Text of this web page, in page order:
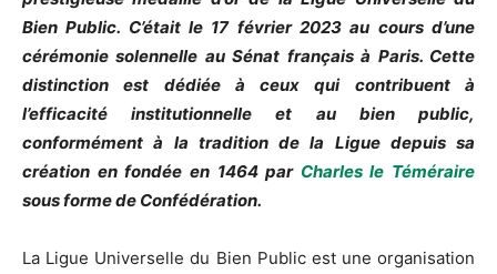
Bien Public. C’était le 17 février 2023 au cours d’une
cérémonie solennelle au Sénat français à Paris. Cette
distinction est dédiée à ceux qui contribuent à
l’efficacité institutionnelle et au bien public,
conformément à la tradition de la Ligue depuis sa
création en fondée en 1464 par Charles le Téméraire
sous forme de Confédération.
La Ligue Universelle du Bien Public est une organisation